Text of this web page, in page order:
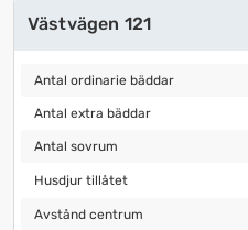
Västvägen 121
Antal ordinarie bäddar
Antal ordinarie bäddar
Antal extra bäddar
Antal extra bäddar
Antal sovrum
Antal sovrum
Husdjur tillåtet
Husdjur tillåtet
Avstånd centrum
Avstånd centrum